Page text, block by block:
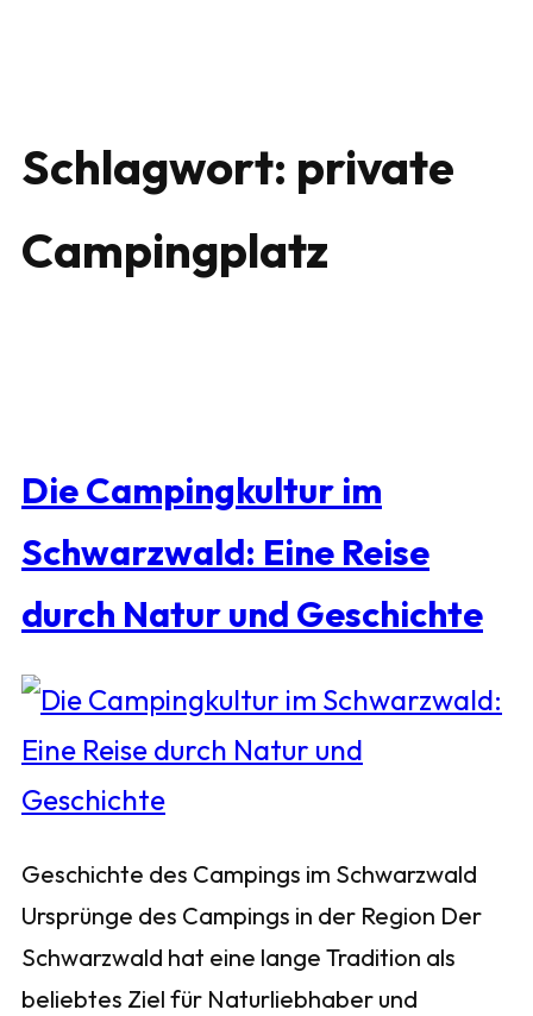
Schlagwort: private
Campingplatz
Die Campingkultur im
Schwarzwald: Eine Reise
durch Natur und Geschichte
Geschichte des Campings im Schwarzwald
Ursprünge des Campings in der Region Der
Schwarzwald hat eine lange Tradition als
beliebtes Ziel für Naturliebhaber und